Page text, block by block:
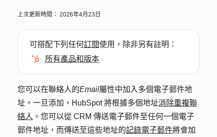
上次更新時間： 2026年4月23日
可搭配下列任何訂閱使用，除非另有註明：
所有產品和版本
您可以在聯絡人的Email屬性中加入多個電子郵件地
址。一旦添加，HubSpot 將根據多個地址消除重複聯
絡人 。您可以從 CRM 傳送電子郵件至任何一個電子
郵件地址，而傳送至這些地址的記錄電子郵件將會加